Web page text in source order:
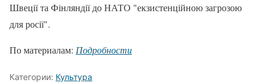
Швеції та Фінляндії до НАТО "екзистенційною загрозою
для росії".
По материалам: Подробности
Категории: Культура